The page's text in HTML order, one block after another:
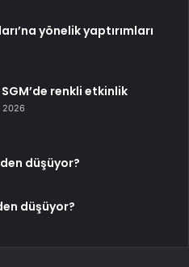
yönelik yaptırımları
renkli etkinlik
2026
düşüyor?
düşüyor?